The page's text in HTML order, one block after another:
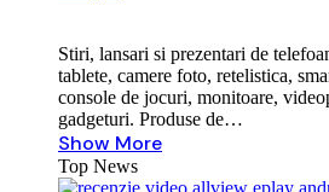
Stiri, lansari si prezentari de
tablete, camere foto, retelistica,
console de jocuri, monitoare,
gadgeturi. Produse de…
Show More
Top News